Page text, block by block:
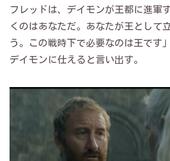
フレッドは、デイモンが王都に進軍
くのはあなただ。あなたが王として
う。この戦時下で必要なのは王です
デイモンに仕えると言い出す。